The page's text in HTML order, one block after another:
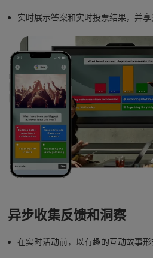
实时展示答案和实时投票结果，并享
异步收集反馈和洞察
在实时活动前，以有趣的互动故事